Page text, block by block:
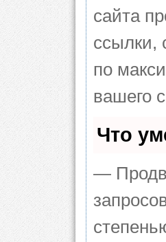
сайта
ссылки,
по
вашего
Что
—